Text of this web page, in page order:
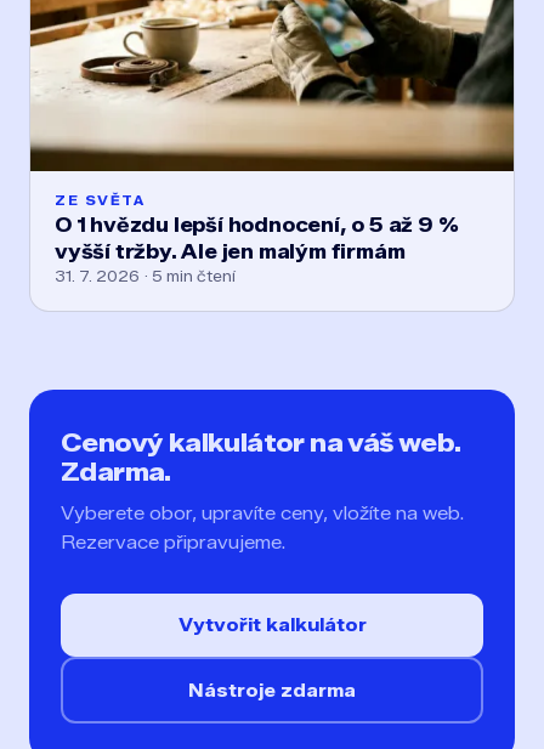
ZE SVĚTA
O 1 hvězdu lepší hodnocení, o 5 až 9 %
vyšší tržby. Ale jen malým firmám
31. 7. 2026 · 5 min čtení
Cenový kalkulátor na váš web.
Zdarma.
Vyberete obor, upravíte ceny, vložíte na web.
Rezervace připravujeme.
Vytvořit kalkulátor
Nástroje zdarma